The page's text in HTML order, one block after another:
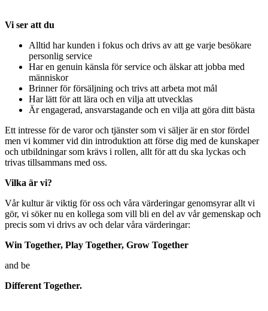
Vi ser att du
Alltid har kunden i fokus och drivs av att ge varje besökare
personlig service
Har en genuin känsla för service och älskar att jobba med
människor
Brinner för försäljning och trivs att arbeta mot mål
Har lätt för att lära och en vilja att utvecklas
Är engagerad, ansvarstagande och en vilja att göra ditt bästa
Ett intresse för de varor och tjänster som vi säljer är en stor fördel
men vi kommer vid din introduktion att förse dig med de kunskaper
och utbildningar som krävs i rollen, allt för att du ska lyckas och
trivas tillsammans med oss.
Vilka är vi?
Vår kultur är viktig för oss och våra värderingar genomsyrar allt vi
gör, vi söker nu en kollega som vill bli en del av vår gemenskap och
precis som vi drivs av och delar våra värderingar:
Win Together, Play Together, Grow Together
and be
Different Together.